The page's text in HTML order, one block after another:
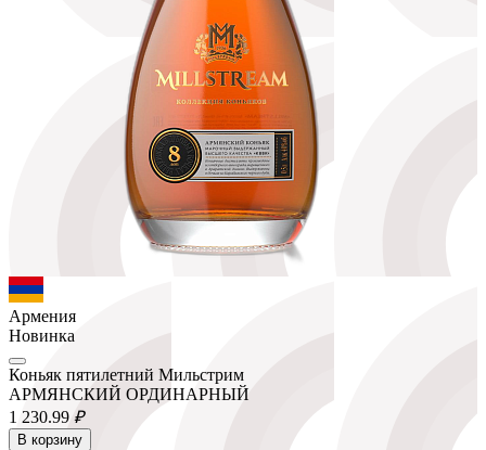
Армения
Новинка
Коньяк пятилетний Мильстрим
АРМЯНСКИЙ ОРДИНАРНЫЙ
1 230.99 ₽
В корзину